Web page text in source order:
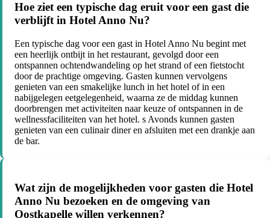
Hoe ziet een typische dag eruit voor een gast die
verblijft in Hotel Anno Nu?
Een typische dag voor een gast in Hotel Anno Nu begint met
een heerlijk ontbijt in het restaurant, gevolgd door een
ontspannen ochtendwandeling op het strand of een fietstocht
door de prachtige omgeving. Gasten kunnen vervolgens
genieten van een smakelijke lunch in het hotel of in een
nabijgelegen eetgelegenheid, waarna ze de middag kunnen
doorbrengen met activiteiten naar keuze of ontspannen in de
wellnessfaciliteiten van het hotel. s Avonds kunnen gasten
genieten van een culinair diner en afsluiten met een drankje aan
de bar.
Wat zijn de mogelijkheden voor gasten die Hotel
Anno Nu bezoeken en de omgeving van
Oostkapelle willen verkennen?